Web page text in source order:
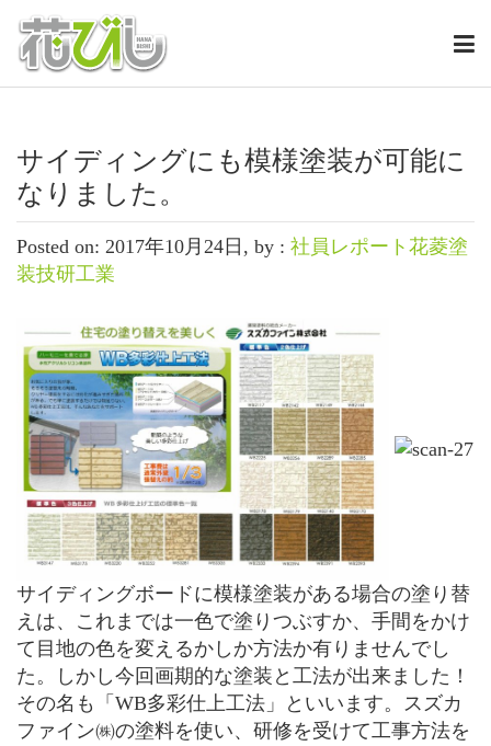
サイディングにも模様塗装が可能に
なりました。
Posted on: 2017年10月24日, by : 社員レポート花菱塗
装技研工業
サイディングボードに模様塗装がある場合の塗り替
えは、これまでは一色で塗りつぶすか、手間をかけ
て目地の色を変えるかしか方法か有りませんでし
た。しかし今回画期的な塗装と工法が出来ました！
その名も「WB多彩仕上工法」といいます。スズカ
ファイン㈱の塗料を使い、研修を受けて工事方法を